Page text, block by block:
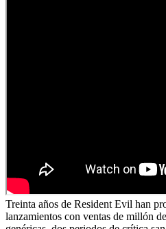
Treinta años de Resident Evil han
lanzamientos con ventas de millón